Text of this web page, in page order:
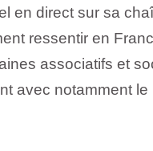
en direct sur sa
ressentir en
associatifs et
avec notamment le